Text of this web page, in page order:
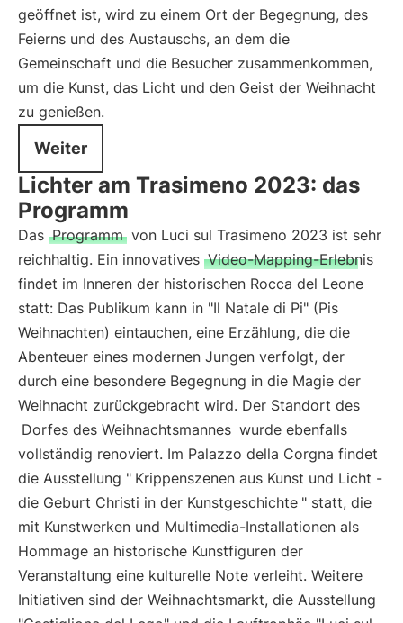
geöffnet ist, wird zu einem Ort der Begegnung, des
Feierns und des Austauschs, an dem die
Gemeinschaft und die Besucher zusammenkommen,
um die Kunst, das Licht und den Geist der Weihnacht
zu genießen.
Weiter
Lichter am Trasimeno 2023: das
Programm
Das Programm von Luci sul Trasimeno 2023 ist sehr
reichhaltig. Ein innovatives Video-Mapping-Erlebnis
findet im Inneren der historischen Rocca del Leone
statt: Das Publikum kann in "Il Natale di Pi" (Pis
Weihnachten) eintauchen, eine Erzählung, die die
Abenteuer eines modernen Jungen verfolgt, der
durch eine besondere Begegnung in die Magie der
Weihnacht zurückgebracht wird. Der Standort des
Dorfes des Weihnachtsmannes wurde ebenfalls
vollständig renoviert. Im Palazzo della Corgna findet
die Ausstellung " Krippenszenen aus Kunst und Licht -
die Geburt Christi in der Kunstgeschichte " statt, die
mit Kunstwerken und Multimedia-Installationen als
Hommage an historische Kunstfiguren der
Veranstaltung eine kulturelle Note verleiht. Weitere
Initiativen sind der Weihnachtsmarkt, die Ausstellung